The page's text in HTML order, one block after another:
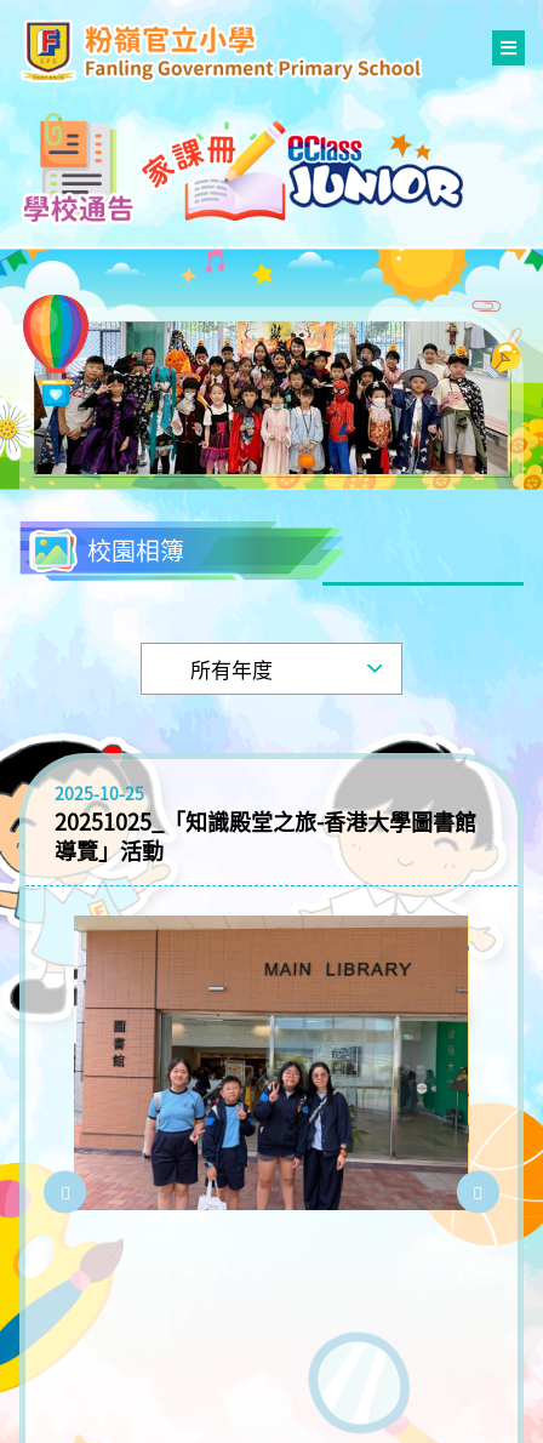
校園相簿
2025-10-25
20251025_「知識殿堂之旅-香港大學圖書館
導覽」活動